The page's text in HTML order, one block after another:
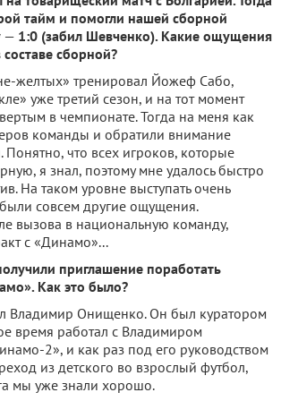
тайм и помогли нашей сборной
— 1:0 (забил Шевченко). Какие ощущения
сборной?
желтых» тренировал Йожеф Сабо,
уже третий сезон, и на тот момент
в чемпионате. Тогда на меня как
команды и обратили внимание
что всех игроков, которые
я знал, поэтому мне удалось быстро
На таком уровне выступать очень
совсем другие ощущения.
вызова в национальную команду,
с «Динамо»...
приглашение поработать
Как это было?
Владимир Онищенко. Он был куратором
время работал с Владимиром
2», и как раз под его руководством
из детского во взрослый футбол,
мы уже знали хорошо.